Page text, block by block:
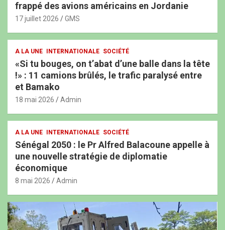
frappé des avions américains en Jordanie
17 juillet 2026 GMS
A LA UNE INTERNATIONALE SOCIÉTÉ
«Si tu bouges, on t’abat d’une balle dans la tête
!» : 11 camions brûlés, le trafic paralysé entre
et Bamako
18 mai 2026 Admin
A LA UNE INTERNATIONALE SOCIÉTÉ
Sénégal 2050 : le Pr Alfred Balacoune appelle à
une nouvelle stratégie de diplomatie
économique
8 mai 2026 Admin